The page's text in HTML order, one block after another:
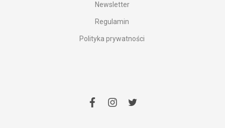
Newsletter
Regulamin
Polityka prywatności
facebook
instagram
twitter